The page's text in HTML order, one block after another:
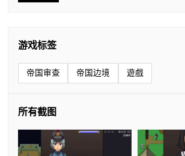
游戏标签
帝国审查 帝国边境 遊戲
所有截图